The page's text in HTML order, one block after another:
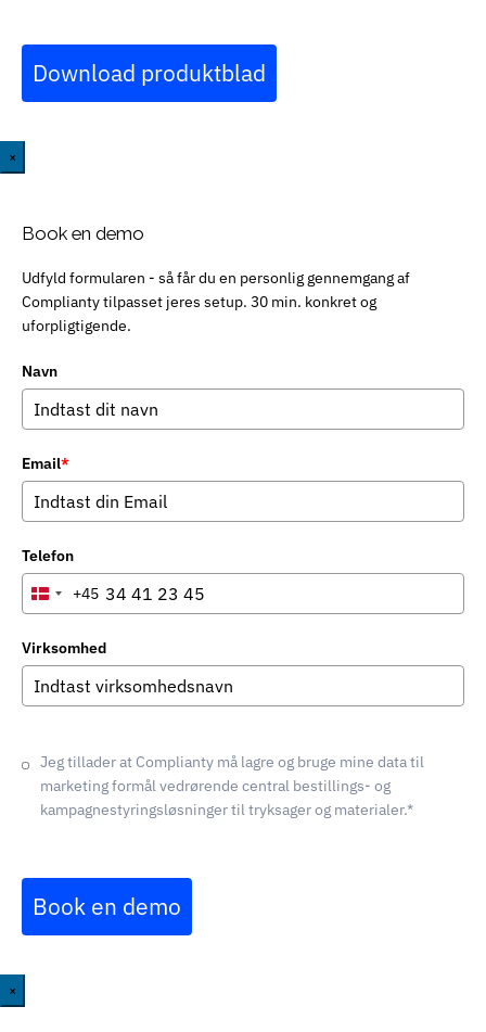
Download produktblad
×
Book en demo
Udfyld formularen - så får du en personlig gennemgang af
Complianty tilpasset jeres setup. 30 min. konkret og
uforpligtigende.
Navn
Email*
Telefon
Denmark
+45
Virksomhed
Jeg tillader at Complianty må lagre og bruge mine data til
marketing formål vedrørende central bestillings- og
kampagnestyringsløsninger til tryksager og materialer.*
Book en demo
×